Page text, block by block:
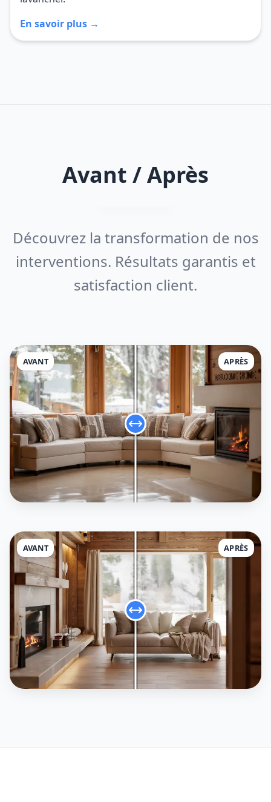
En savoir plus →
Avant / Après
Découvrez la transformation de nos
interventions. Résultats garantis et
satisfaction client.
AVANT APRÈS
AVANT APRÈS